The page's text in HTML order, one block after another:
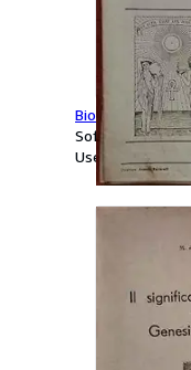
Biosophia.
Softcover
Used